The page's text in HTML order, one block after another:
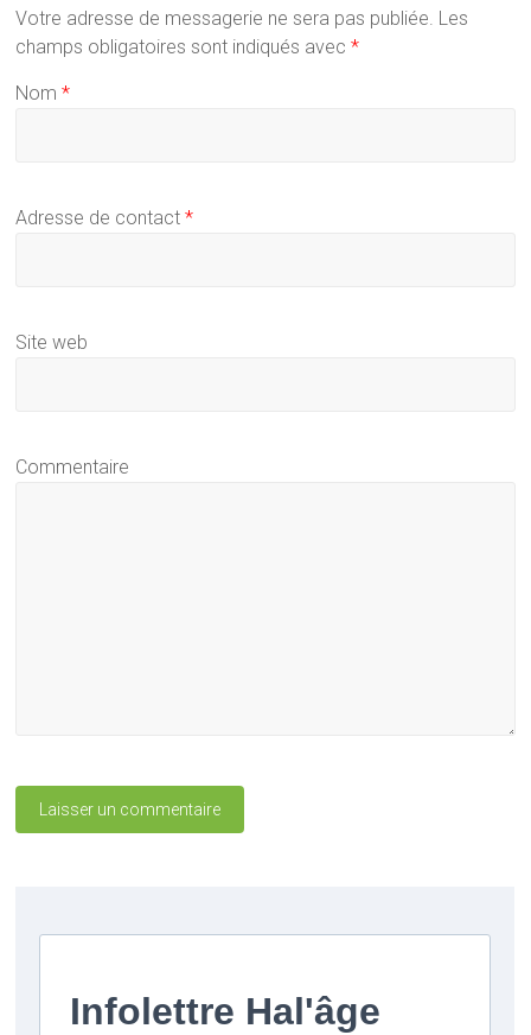
Votre adresse de messagerie ne sera pas publiée. Les
champs obligatoires sont indiqués avec*
Nom*
Adresse de contact*
Site web
Commentaire